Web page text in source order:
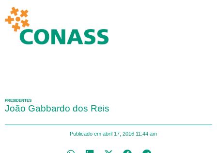
PRESIDENTES
João Gabbardo dos Reis
Publicado em abril 17, 2016 11:44 am